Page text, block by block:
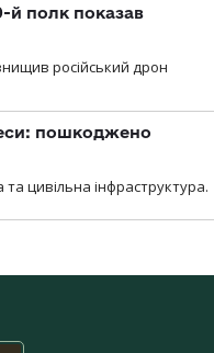
й полк показав
російський дрон
пошкоджено
цивільна інфраструктура.